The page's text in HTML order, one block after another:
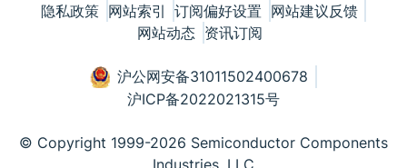
隐私政策 网站索引 订阅偏好设置 网站建议反馈
网站动态 资讯订阅
沪公网安备31011502400678
沪ICP备2022021315号
© Copyright 1999-2026 Semiconductor Components